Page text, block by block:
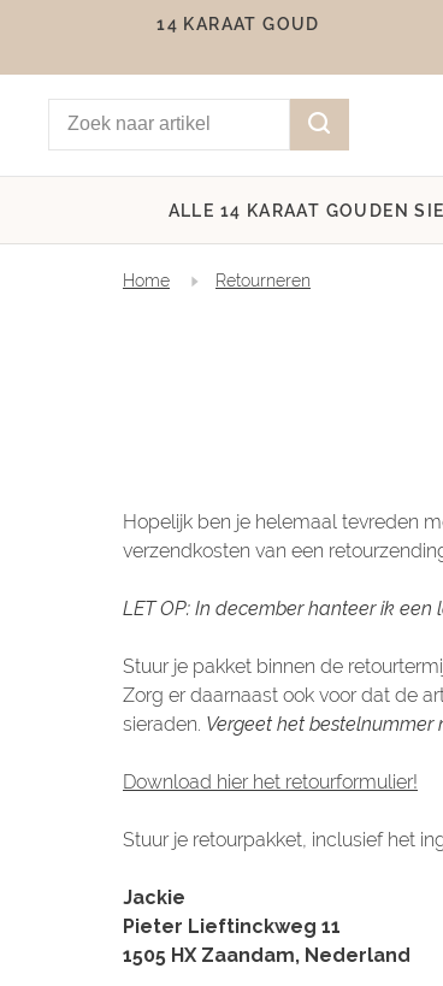
14 KARAAT GOUD
ALLE 14 KARAAT GOUDEN
Home Retourneren
Hopelijk ben je helemaal tevreden
verzendkosten van een
LET OP: In december hanteer ik
Stuur je pakket binnen de
Zorg er daarnaast ook voor dat de
sieraden. Vergeet het bestelnummer
Download hier het retourformulier!
Stuur je retourpakket, inclusief het
Jackie
Pieter Lieftinckweg 11
1505 HX Zaandam, Nederland